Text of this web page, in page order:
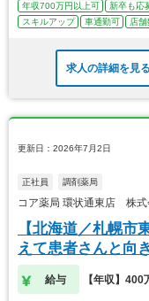
年収700万円以上可 新卒も応
スキルアップ
車通勤可 店
求人の詳細を見る
更新日：2026年7月2日
正社員 調剤薬局
コア薬局 環状通東店 株式
【北海道／札幌市
えて患者さんと向
給与 【年収】